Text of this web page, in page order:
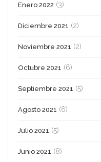
Enero 2022 (3)
Diciembre 2021 (2)
Noviembre 2021 (2)
Octubre 2021 (6)
Septiembre 2021 (5)
Agosto 2021 (6)
Julio 2021 (5)
Junio 2021 (8)